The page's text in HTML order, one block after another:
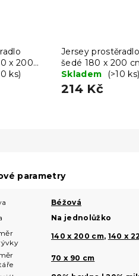
x 200
ks)
Jersey
šedé 180 x 200
Skladem
(>10 ks)
214 Kč
parametry
Béžová
Na jednolůžko
140 x 200 cm, 140 x
70 x 90 cm